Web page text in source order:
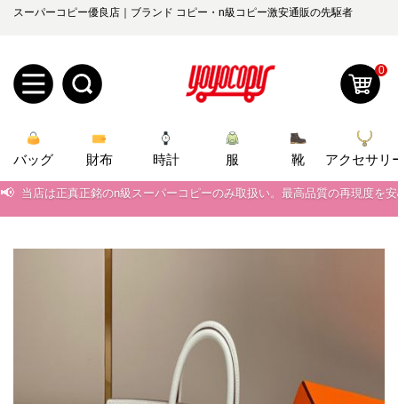
スーパーコピー優良店｜ブランド コピー・n級コピー激安通販の先駆者
規
ユ
ロ
グ
0
バッグ 財布 時計 服 靴 アクセサリ
当店は正真正銘のn級スーパーコピーのみ取扱い。最高品質の再現度を
新作入荷！ルイ・ヴィトンスーパーコピー バッグ最新モデルが登場。